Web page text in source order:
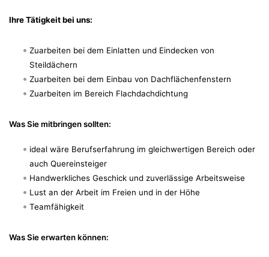
Ihre Tätigkeit bei uns:
Zuarbeiten bei dem Einlatten und Eindecken von
Steildächern
Zuarbeiten bei dem Einbau von Dachflächenfenstern
Zuarbeiten im Bereich Flachdachdichtung
Was Sie mitbringen sollten:
ideal wäre Berufserfahrung im gleichwertigen Bereich oder
auch Quereinsteiger
Handwerkliches Geschick und zuverlässige Arbeitsweise
Lust an der Arbeit im Freien und in der Höhe
Teamfähigkeit
Was Sie erwarten können: